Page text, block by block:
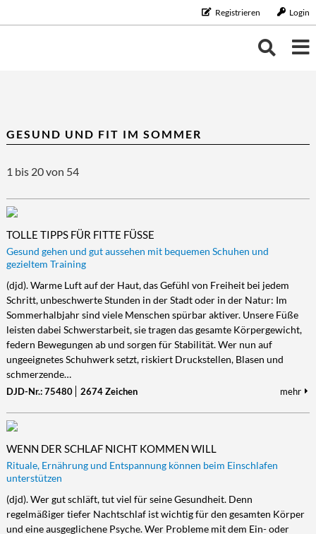
Registrieren Login
BILDUNG/BERUF
Aus-/Weiterbildung
Karriere
Ernährung
Diät/Gesunde Ernährung
FAMILIE/HAUSHALT
Familie/Haushalt
Kinder
Tiere
GELD
Vorsorge/Versicherung
Wirtschaft/Recht
Gesundheit
Gesundheit/Vitalität
Vorsorge
Zahngesundheit
LEBENSART
Lebensart
Beauty
Freizeit
Kultur/Literatur
Mode
Soziales/Umwelt
Wellness
MOBILES LEBEN
Mobiles Leben
Auto/Motorrad
Fahrrad/E-Bike
Mobilität
REISE/TOURISTIK
Reise/Touristik
Landschaft/Berge
Meer
Städte/Kultur
RUND UMS HAUS
Rund ums Haus
Garten
Haus
TECHNIK
Technik
Hardware/Software
Trends/Mobil
GESUND UND FIT IM SOMMER
1 bis 20 von 54
TOLLE TIPPS FÜR FITTE FÜSSE
Gesund gehen und gut aussehen mit bequemen Schuhen und
gezieltem Training
(djd). Warme Luft auf der Haut, das Gefühl von Freiheit bei jedem
Schritt, unbeschwerte Stunden in der Stadt oder in der Natur: Im
Sommerhalbjahr sind viele Menschen spürbar aktiver. Unsere Füße
leisten dabei Schwerstarbeit, sie tragen das gesamte Körpergewicht,
federn Bewegungen ab und sorgen für Stabilität. Wer nun auf
ungeeignetes Schuhwerk setzt, riskiert Druckstellen, Blasen und
schmerzende…
DJD-Nr.: 75480 2674 Zeichen mehr
WENN DER SCHLAF NICHT KOMMEN WILL
Rituale, Ernährung und Entspannung können beim Einschlafen
unterstützen
(djd). Wer gut schläft, tut viel für seine Gesundheit. Denn
regelmäßiger tiefer Nachtschlaf ist wichtig für den gesamten Körper
und eine ausgeglichene Psyche. Wer Probleme mit dem Ein- oder